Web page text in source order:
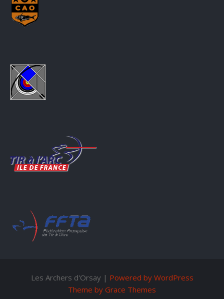
Les Archers d'Orsay | Powered by WordPress
Theme by Grace Themes